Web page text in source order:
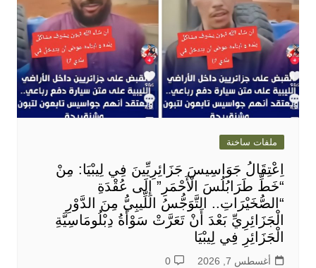
ملفات ساخنة
اِعْتِقَالُ جَوَاسِيسَ جَزَائِرِيِّينَ فِي لِيبْيَا: مِنْ
“خَطِّ طَرَابُلُسَ الْأَحْمَرِ” إِلَى عُقْدَةِ
“الصُّخَيْرَاتِ.. التَّوَجُّسُ اللِّيبِيُّ مِنَ الدَّوْرِ
الْجَزَائِرِيِّ بَعْدَ أَنْ تَعَرَّتْ سَوْأَةُ دِبْلُومَاسِيَّةِ
الْجَزَائِرِ فِي لِيبْيَا
أغسطس 7, 2026 0